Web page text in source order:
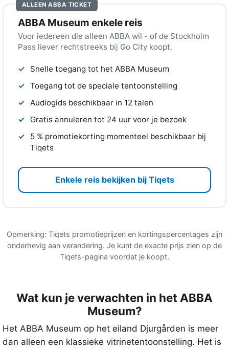
ALLEEN ABBA TICKET
ABBA Museum enkele reis
Voor iedereen die alleen ABBA wil - of de Stockholm
Pass liever rechtstreeks bij Go City koopt.
Snelle toegang tot het ABBA Museum
Toegang tot de speciale tentoonstelling
Audiogids beschikbaar in 12 talen
Gratis annuleren tot 24 uur voor je bezoek
5 % promotiekorting momenteel beschikbaar bij
Tiqets
Enkele reis bekijken bij Tiqets
Opmerking: Tiqets promotieprijzen en kortingspercentages zijn
onderhevig aan verandering. Je kunt de exacte prijs zien op de
Tiqets-pagina voordat je koopt.
Wat kun je verwachten in het ABBA
Museum?
Het ABBA Museum op het eiland Djurgården is meer
dan alleen een klassieke vitrinetentoonstelling. Het is